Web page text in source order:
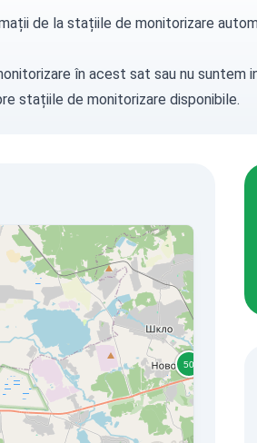
de la stațiile de monitorizare
în acest sat sau nu suntem
stațiile de monitorizare disponibile.